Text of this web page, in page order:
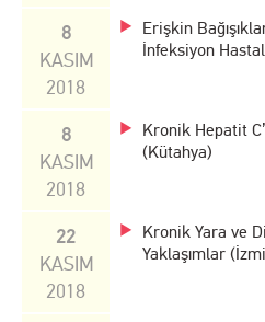
8
KASIM
2018
Erişkin
İnfeksiyon
8
KASIM
2018
Kronik Hepatit
(Kütahya)
22
KASIM
2018
Kronik Yara ve
Yaklaşımlar